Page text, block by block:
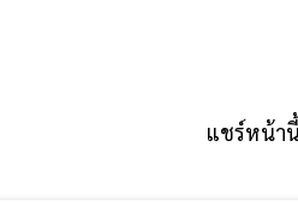
แชร์หน้า